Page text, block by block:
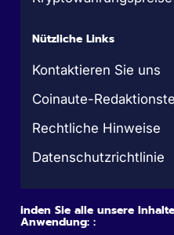
Nützliche Links
Kontaktieren Sie uns
Coinaute-
Rechtliche Hinweise
Datenschutzrichtlinie
inden Sie alle unsere
Anwendung: :